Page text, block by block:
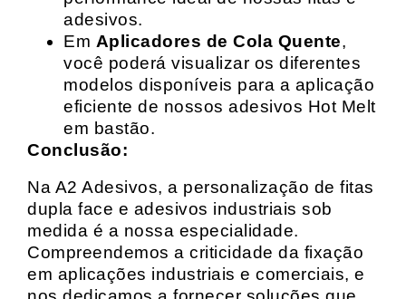
adesivos.
Em Aplicadores de Cola Quente,
você poderá visualizar os diferentes
modelos disponíveis para a aplicação
eficiente de nossos adesivos Hot Melt
em bastão.
Conclusão:
Na A2 Adesivos, a personalização de fitas
dupla face e adesivos industriais sob
medida é a nossa especialidade.
Compreendemos a criticidade da fixação
em aplicações industriais e comerciais, e